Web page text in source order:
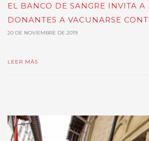
EL BANCO DE SANGRE INVITA A
DONANTES A VACUNARSE
20 DE NOVIEMBRE DE 2019
LEER MÁS